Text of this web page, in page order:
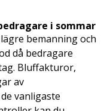
i sommar
bemanning och
då bedragare
Bluffakturor,
av
vanligaste